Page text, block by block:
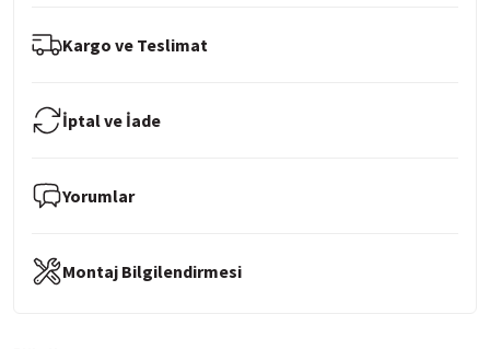
Kargo ve Teslimat
İptal ve İade
Yorumlar
Montaj Bilgilendirmesi